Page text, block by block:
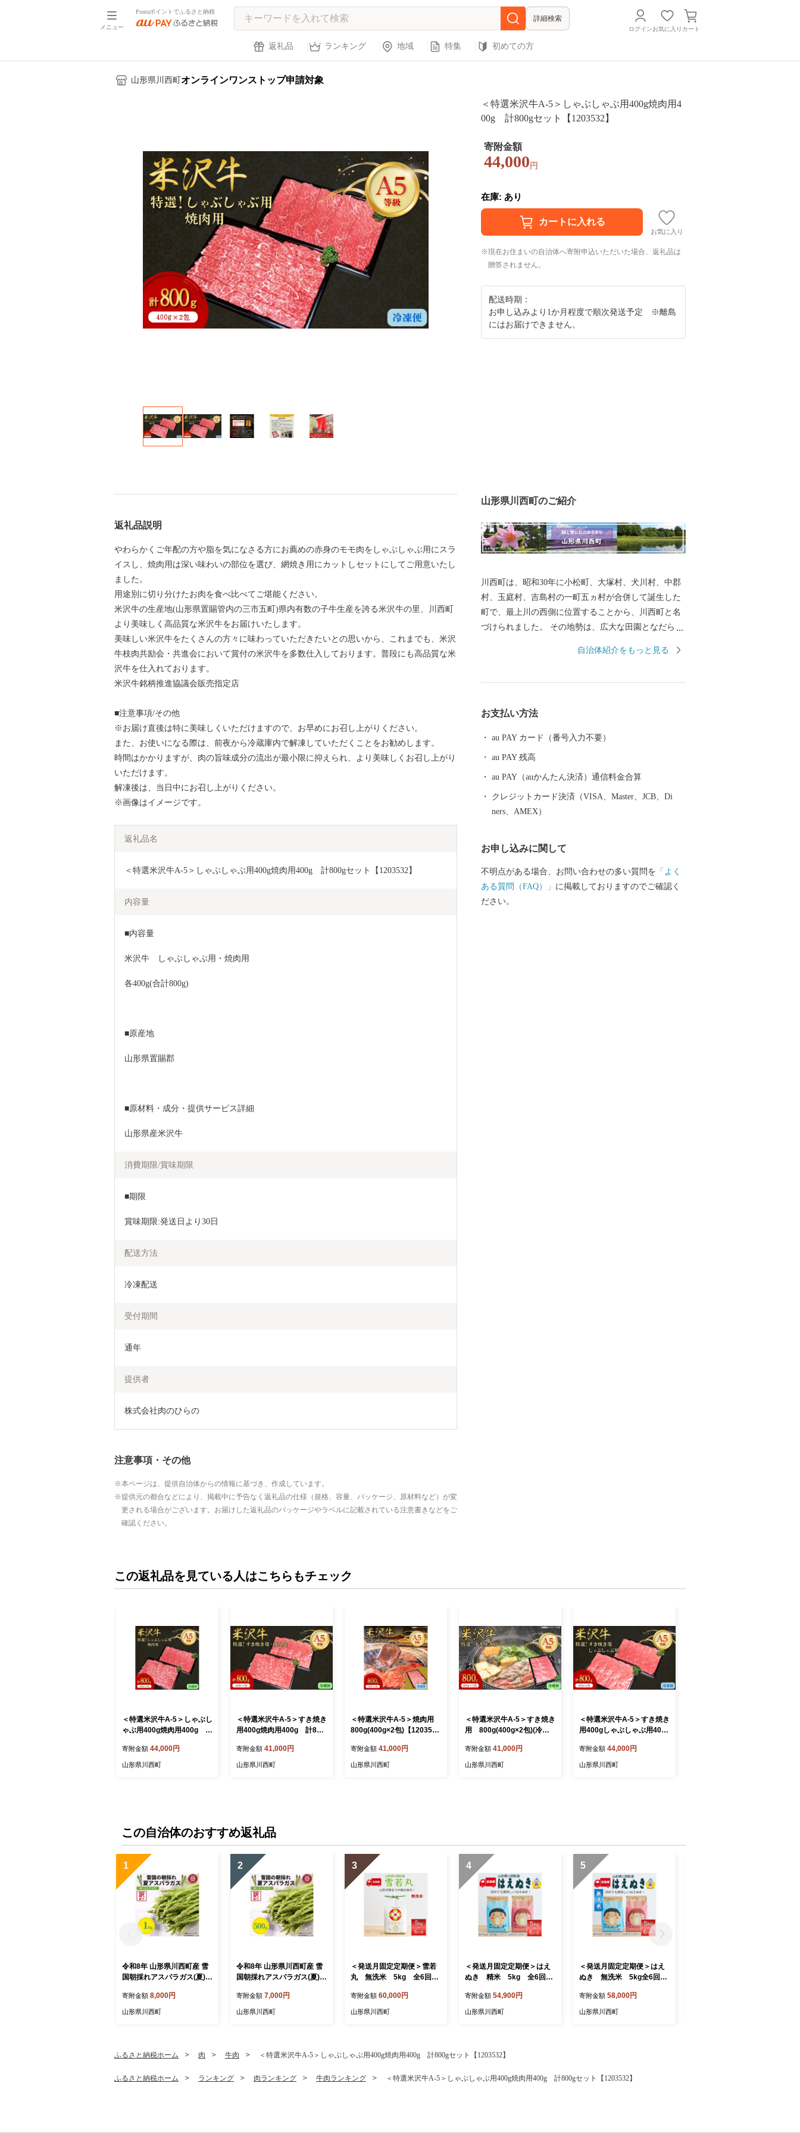
メニュー
Pontaポイントでふるさと納税
詳細検索
ログインお気に入り カート
返礼品 ランキング 地域 特集 初めての方
山形県川西町 オンラインワンストップ申請対象
＜特選米沢牛A-5＞しゃぶしゃぶ用400g焼肉用4
00g 計800gセット【1203532】
寄附金額
44,000 円
在庫: あり
お気に入り
現在お住まいの自治体へ寄附申込いただいた場合、返礼品は
贈答されません。
配送時期：
お申し込みより1か月程度で順次発送予定 ※離島
にはお届けできません。
返礼品説明
やわらかくご年配の方や脂を気になさる方にお薦めの赤身のモモ肉をしゃぶしゃぶ用にスラ
イスし、焼肉用は深い味わいの部位を選び、網焼き用にカットしセットにしてご用意いたし
ました。
用途別に切り分けたお肉を食べ比べてご堪能ください。
米沢牛の生産地(山形県置賜管内の三市五町)県内有数の子牛生産を誇る米沢牛の里、川西町
より美味しく高品質な米沢牛をお届けいたします。
美味しい米沢牛をたくさんの方々に味わっていただきたいとの思いから、これまでも、米沢
牛枝肉共励会・共進会において賞付の米沢牛を多数仕入しております。普段にも高品質な米
沢牛を仕入れております。
米沢牛銘柄推進協議会販売指定店
■注意事項/その他
※お届け直後は特に美味しくいただけますので、お早めにお召し上がりください。
また、お使いになる際は、前夜から冷蔵庫内で解凍していただくことをお勧めします。
時間はかかりますが、肉の旨味成分の流出が最小限に抑えられ、より美味しくお召し上がり
いただけます。
解凍後は、当日中にお召し上がりください。
※画像はイメージです。
返礼品名
＜特選米沢牛A-5＞しゃぶしゃぶ用400g焼肉用400g　計800gセット【1203532】
内容量
■内容量
米沢牛　しゃぶしゃぶ用・焼肉用
各400g(合計800g)
■原産地
山形県置賜郡
■原材料・成分・提供サービス詳細
山形県産米沢牛
消費期限/賞味期限
■期限
賞味期限:発送日より30日
配送方法
冷凍配送
受付期間
通年
提供者
株式会社肉のひらの
注意事項・その他
本ページは、提供自治体からの情報に基づき、作成しています。
提供元の都合などにより、掲載中に予告なく返礼品の仕様（規格、容量、パッケージ、原材料など）が変
更される場合がございます。お届けした返礼品のパッケージやラベルに記載されている注意書きなどをご
確認ください。
山形県川西町のご紹介
川西町は、昭和30年に小松町、大塚村、犬川村、中郡
村、玉庭村、吉島村の一町五ヵ村が合併して誕生した
町で、最上川の西側に位置することから、川西町と名
づけられました。 その地勢は、広大な田園となだらか
沢牛のおいしさは、町内外から非常に高い評価を受け
の時期まで開園しています。メキシコ原産のダリア
は、ふるさとメキシコの太陽の輝きのように咲き誇
り、多くの来園者で賑わっています。
自治体紹介をもっと見る
お支払い方法
au PAY カード（番号入力不要）
au PAY 残高
au PAY（auかんたん決済）通信料金合算
クレジットカード決済（VISA、Master、JCB、Di
ners、AMEX）
お申し込みに関して
不明点がある場合、お問い合わせの多い質問を 「よく
ある質問（FAQ）」 に掲載しておりますのでご確認く
ださい。
この返礼品を見ている人はこちらもチェック
＜特選米沢牛A-5＞しゃぶし
ゃぶ用400g焼肉用400g 計
108】
寄附金額 44,000円
山形県川西町
＜特選米沢牛A-5＞すき焼き
用400g焼肉用400g 計800
5】
寄附金額 41,000円
山形県川西町
＜特選米沢牛A-5＞焼肉用
800g(400g×2包)【120352
寄附金額 41,000円
山形県川西町
＜特選米沢牛A-5＞すき焼き
用 800g(400g×2包)(冷蔵
寄附金額 41,000円
山形県川西町
＜特選米沢牛A-5＞すき焼き
用400gしゃぶしゃぶ用400g
ランク すき焼き しゃぶしゃ
ぶ 牛肉 肉 美味しい 山形県
寄附金額 44,000円
山形県川西町
この自治体のおすすめ返礼品
1
令和8年 山形県川西町産 雪
国朝採れアスパラガス(夏)訳
kg【1764660】
寄附金額 8,000円
山形県川西町
2
令和8年 山形県川西町産 雪
国朝採れアスパラガス(夏)
当 500g【1764659】
寄附金額 7,000円
山形県川西町
3
＜発送月固定定期便＞雪若
丸 無洗米 5kg 全6回
寄附金額 60,000円
山形県川西町
4
＜発送月固定定期便＞はえ
ぬき 精米 5kg 全6回
寄附金額 54,900円
山形県川西町
5
＜発送月固定定期便＞はえ
ぬき 無洗米 5kg全6回
寄附金額 58,000円
山形県川西町
ふるさと納税ホーム 肉 牛肉 ＜特選米沢牛A-5＞しゃぶしゃぶ用400g焼肉用400g 計800gセット【1203532】
ふるさと納税ホーム ランキング 肉ランキング 牛肉ランキング ＜特選米沢牛A-5＞しゃぶしゃぶ用400g焼肉用400g 計800gセット【1203532】